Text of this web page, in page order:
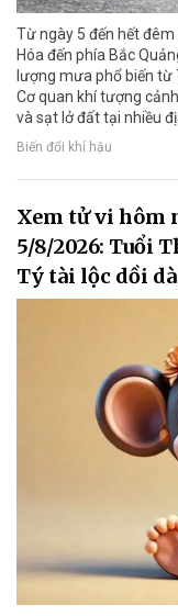
Từ ngày 5 đến hết
Hóa đến phía Bắc
lượng mưa phổ biến
Cơ quan khí tượng
và sạt lở đất tại nhiều
Biến đổi khí hậu
Xem tử vi hôm
5/8/2026: Tuổi
Tý tài lộc dồi